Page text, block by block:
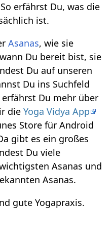
erfährst Du, was die
ist.
Asanas, wie sie
Du bereit bist, sie
Du auf unseren
Du ins Suchfeld
erfährst Du mehr über
dieYoga Vidya App
Store für Android
gibt es ein großes
Du viele
Asanas und
Asanas.
gute Yogapraxis.